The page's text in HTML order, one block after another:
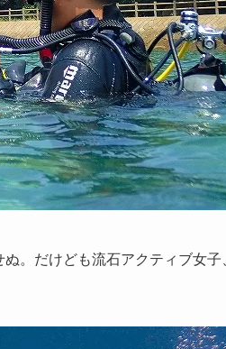
。だけども流石アクティブ女